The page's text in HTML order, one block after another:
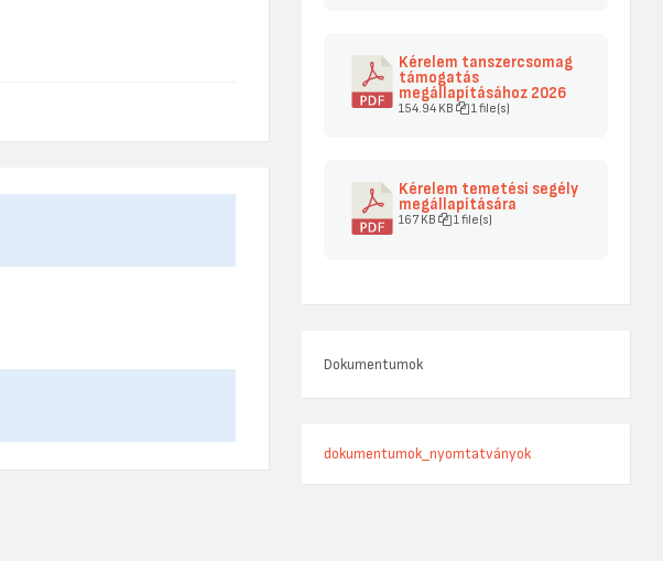
Kérelem tanszercsomag
támogatás
megállapításához 2026
154.94 KB 1 file(s)
Kérelem temetési segély
megállapítására
167 KB 1 file(s)
Dokumentumok
dokumentumok_nyomtatványok